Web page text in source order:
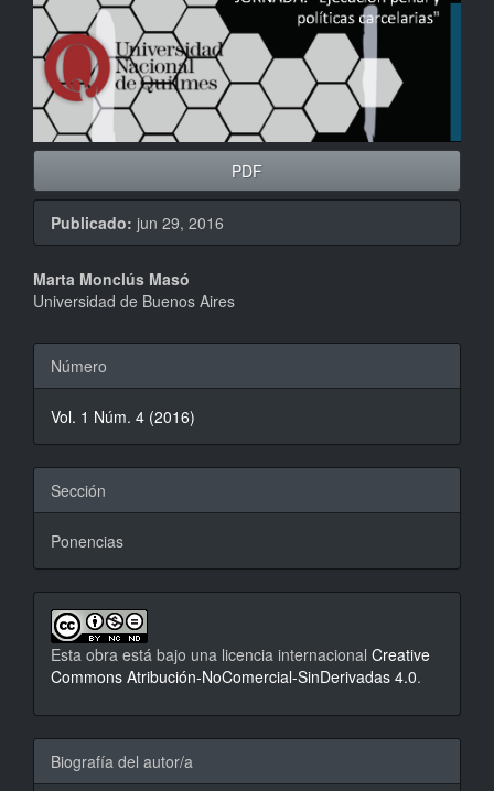
PDF
Publicado: jun 29, 2016
Contenido
principal
del
artículo
Marta Monclús Masó
Universidad de Buenos Aires
Detalles
del
artículo
Número
Vol. 1 Núm. 4 (2016)
Sección
Ponencias
Esta obra está bajo una licencia internacional Creative
Commons Atribución-NoComercial-SinDerivadas 4.0.
Biografía del autor/a